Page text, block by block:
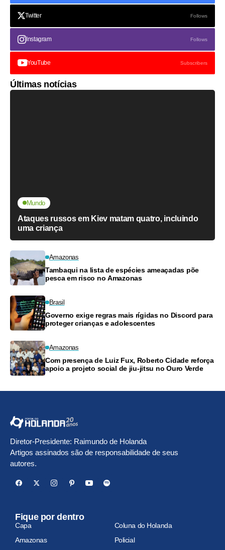
Twitter Follows
Instagram Follows
YouTube Subscribers
Últimas notícias
Mundo
Ataques russos em Kiev matam quatro, incluindo
uma criança
Amazonas
Tambaqui na lista de espécies ameaçadas põe
pesca em risco no Amazonas
Brasil
Governo exige regras mais rígidas no Discord para
proteger crianças e adolescentes
Amazonas
Com presença de Luiz Fux, Roberto Cidade reforça
apoio a projeto social de jiu-jitsu no Ouro Verde
Diretor-Presidente: Raimundo de Holanda
Artigos assinados são de responsabilidade de seus
autores.
Fique por dentro
Capa
Coluna do Holanda
Amazonas
Policial